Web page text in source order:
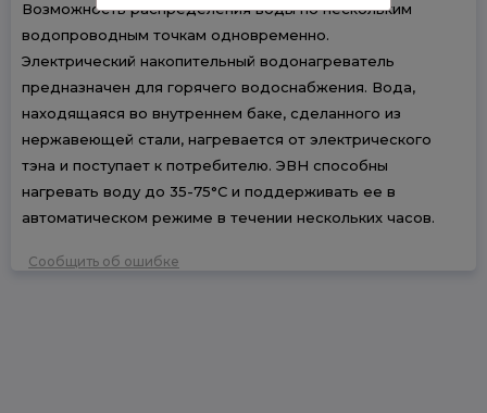
Возможность распределения воды по нескольким
водопроводным точкам одновременно.
Электрический накопительный водонагреватель
предназначен для горячего водоснабжения. Вода,
находящаяся во внутреннем баке, сделанного из
нержавеющей стали, нагревается от электрического
тэна и поступает к потребителю. ЭВН способны
нагревать воду до 35-75°С и поддерживать ее в
автоматическом режиме в течении нескольких часов.
Сообщить об ошибке